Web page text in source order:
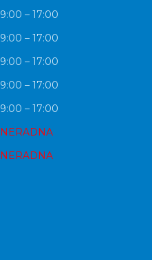
9:00 – 17:00
9:00 – 17:00
9:00 – 17:00
9:00 – 17:00
9:00 – 17:00
NERADNA
NERADNA